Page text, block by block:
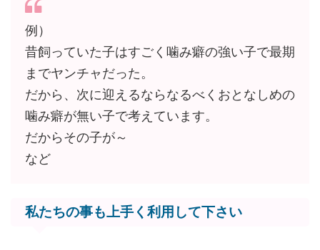
例）
昔飼っていた子はすごく噛み癖の強い子で最期
までヤンチャだった。
だから、次に迎えるならなるべくおとなしめの
噛み癖が無い子で考えています。
だからその子が～
など
私たちの事も上手く利用して下さい